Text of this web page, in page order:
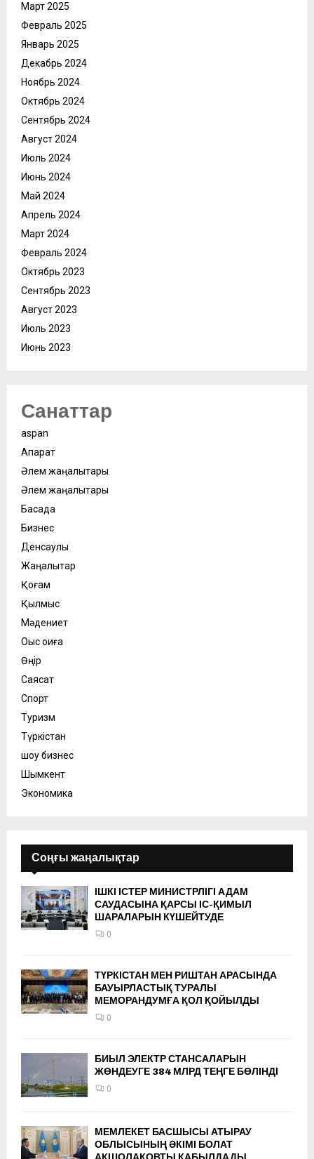
Март 2025
Февраль 2025
Январь 2025
Декабрь 2024
Ноябрь 2024
Октябрь 2024
Сентябрь 2024
Август 2024
Июль 2024
Июнь 2024
Май 2024
Апрель 2024
Март 2024
Февраль 2024
Октябрь 2023
Сентябрь 2023
Август 2023
Июль 2023
Июнь 2023
Санаттар
aspan
Ақпарат
Әлем жаңалықтары
Әлем жаңалықтары
Басқада
Бизнес
Денсаулық
Жаңалықтар
Қоғам
Қылмыс
Мәдениет
Оқыс оқиға
Өңір
Саясат
Спорт
Туризм
Түркістан
шоу бизнес
Шымкент
Экономика
Соңғы жаңалықтар
ІШКІ ІСТЕР МИНИСТРЛІГІ АДАМ
САУДАСЫНА ҚАРСЫ ІС-ҚИМЫЛ
ШАРАЛАРЫН КҮШЕЙТУДЕ
0
ТҮРКІСТАН МЕН РИШТАН АРАСЫНДА
БАУЫРЛАСТЫҚ ТУРАЛЫ
МЕМОРАНДУМҒА ҚОЛ ҚОЙЫЛДЫ
0
БИЫЛ ЭЛЕКТР СТАНСАЛАРЫН
ЖӨНДЕУГЕ 384 МЛРД ТЕҢГЕ БӨЛІНДІ
0
МЕМЛЕКЕТ БАСШЫСЫ АТЫРАУ
ОБЛЫСЫНЫҢ ӘКІМІ БОЛАТ